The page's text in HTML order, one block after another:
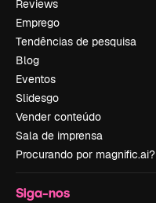
Reviews
Emprego
Tendências de pesquisa
Blog
Eventos
Slidesgo
Vender conteúdo
Sala de imprensa
Procurando por magnific.ai?
Siga-nos